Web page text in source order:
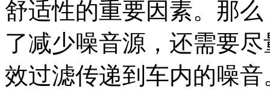
舒适性的重要因素。那
了减少噪音源，还需要
效过滤传递到车内的噪音